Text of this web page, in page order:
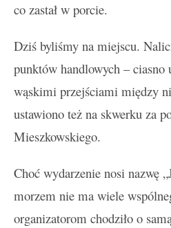
co zastał w porcie.
Dziś byliśmy na miejscu.
punktów handlowych – ciasno
wąskimi przejściami między
ustawiono też na skwerku za
Mieszkowskiego.
Choć wydarzenie nosi nazwę
morzem nie ma wiele
organizatorom chodziło o